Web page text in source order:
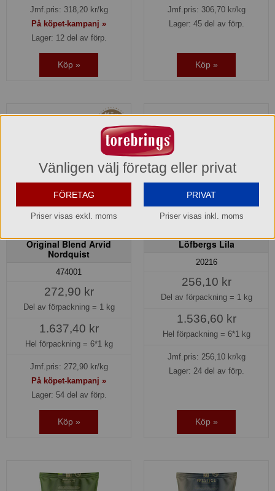
Jmf.pris: 318,20kr/kg
På köpet-kampanj »
Lager: 12 del av förp.
Köp »
Jmf.pris: 306,70kr/kg
Lager: 45 del av förp.
Köp »
Original Blend Arvid
Nordquist
474001
272,90 kr
Del av förpackning = 1 kg
1.637,40 kr
Hel förpackning = 6*1 kg
Jmf.pris: 272,90kr/kg
På köpet-kampanj »
Lager: 54 del av förp.
Köp »
Löfbergs Lila
20216
256,10 kr
Del av förpackning = 1 kg
1.536,60 kr
Hel förpackning = 6*1 kg
Jmf.pris: 256,10kr/kg
Lager: 24 del av förp.
Köp »
Vänligen välj företag eller privat
FÖRETAG
Priser visas exkl. moms
PRIVAT
Priser visas inkl. moms